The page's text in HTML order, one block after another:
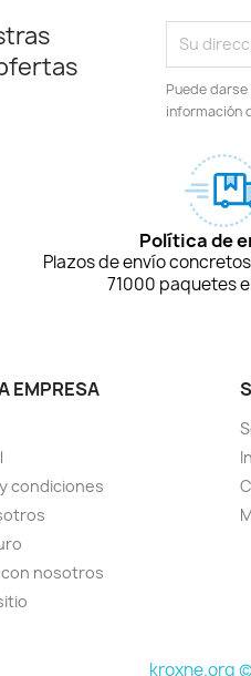
Puede
información
Política de
Plazos de envío
71000 paquetes
EMPRESA
condiciones
nosotros
kroxne.org